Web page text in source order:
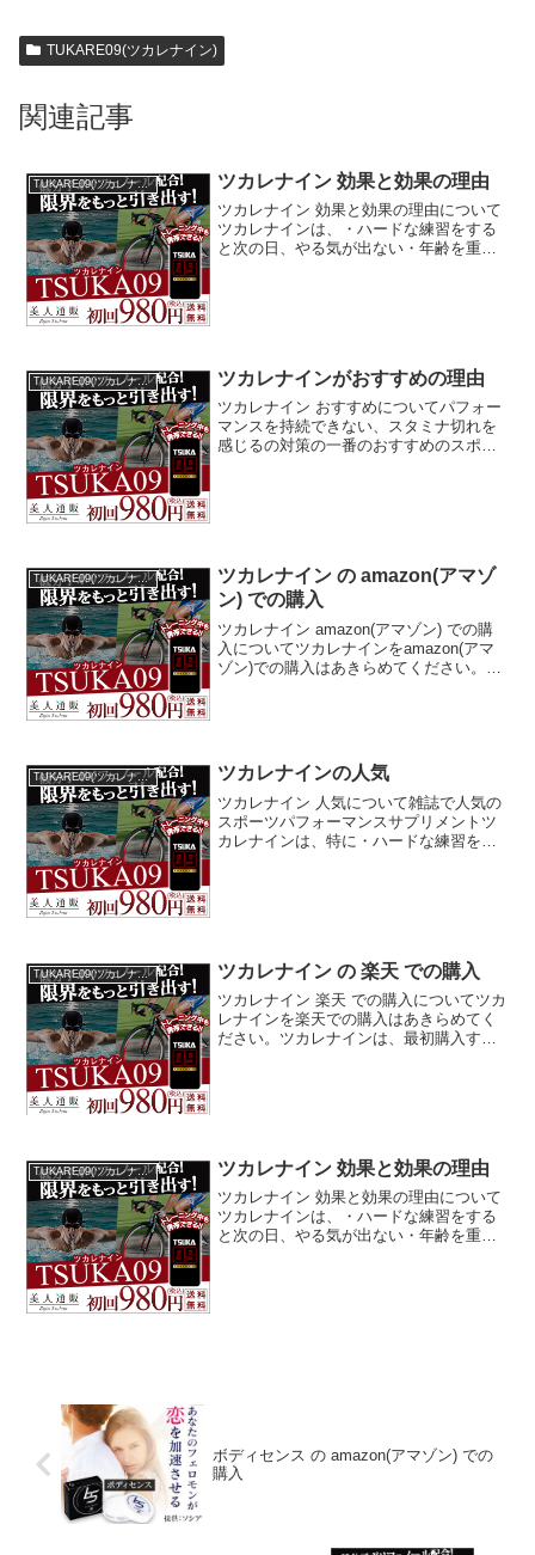
TUKARE09(ツカレナイン)
関連記事
TUKARE09(ツカレナイン) ツカレナイン 効果と効果の理由
ツカレナイン 効果と効果の理由について
ツカレナインは、・ハードな練習をする
と次の日、やる気が出ない・年齢を重ね
TUKARE09(ツカレナイン) ツカレナインがおすすめの理由
ツカレナイン おすすめについてパフォー
マンスを持続できない、スタミナ切れを
感じるの対策の一番のおすすめのスポー
TUKARE09(ツカレナイン)
ツカレナイン の amazon(アマゾ
ン) での購入
ツカレナイン amazon(アマゾン) での購
入についてツカレナインをamazon(アマ
ゾン)での購入はあきらめてください。ツ
TUKARE09(ツカレナイン) ツカレナインの人気
ツカレナイン 人気について雑誌で人気の
スポーツパフォーマンスサプリメントツ
カレナインは、特に・ハードな練習をす
TUKARE09(ツカレナイン) ツカレナイン の 楽天 での購入
ツカレナイン 楽天 での購入についてツカ
レナインを楽天での購入はあきらめてく
ださい。ツカレナインは、最初購入する
TUKARE09(ツカレナイン) ツカレナイン 効果と効果の理由
ツカレナイン 効果と効果の理由について
ツカレナインは、・ハードな練習をする
と次の日、やる気が出ない・年齢を重ね
ボディセンス の amazon(アマゾン) での
購入